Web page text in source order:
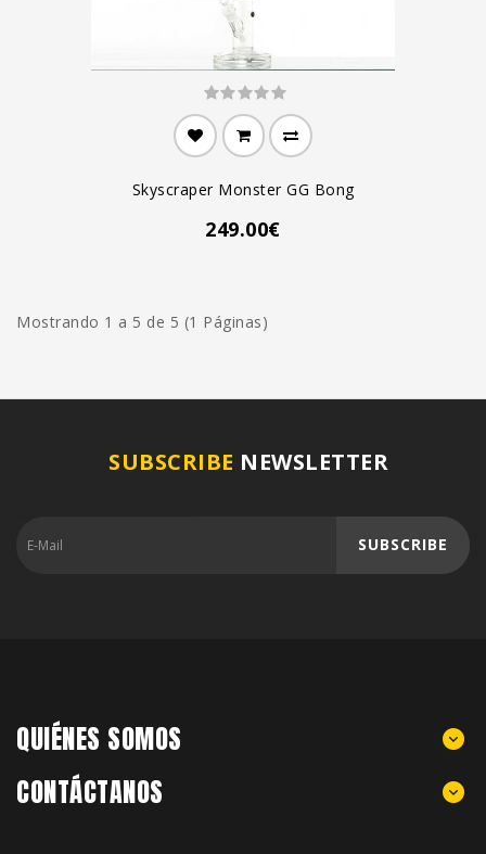
Skyscraper Monster GG Bong
249.00€
Mostrando 1 a 5 de 5 (1 Páginas)
SUBSCRIBE NEWSLETTER
SUBSCRIBE
QUIÉNES SOMOS
CONTÁCTANOS